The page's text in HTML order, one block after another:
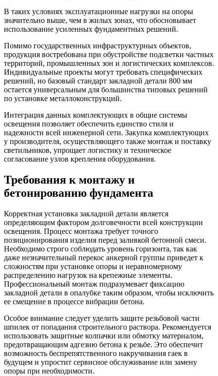
В таких условиях эксплуатационные нагрузки на опоры
значительно выше, чем в жилых зонах, что обосновывает
использование усиленных фундаментных решений.
Помимо государственных инфраструктурных объектов,
продукция востребована при обустройстве подсветки частных
территорий, промышленных зон и логистических комплексов.
Индивидуальные проекты могут требовать специфических
решений, но базовый стандарт закладной детали 800 мм
остается универсальным для большинства типовых решений
по установке металлоконструкций.
Интеграция данных комплектующих в общие системы
освещения позволяет обеспечить единство стиля и
надежности всей инженерной сети. Закупка комплектующих
у производителя, осуществляющего также монтаж и поставку
светильников, упрощает логистику и техническое
согласование узлов крепления оборудования.
Требования к монтажу и
бетонированию фундамента
Корректная установка закладной детали является
определяющим фактором долговечности всей конструкции
освещения. Процесс монтажа требует точного
позиционирования изделия перед заливкой бетонной смеси.
Необходимо строго соблюдать уровень горизонта, так как
даже незначительный перекос анкерной группы приведет к
сложностям при установке опоры и неравномерному
распределению нагрузок на крепежные элементы.
Профессиональный монтаж подразумевает фиксацию
закладной детали в опалубке таким образом, чтобы исключить
ее смещение в процессе вибрации бетона.
Особое внимание следует уделить защите резьбовой части
шпилек от попадания строительного раствора. Рекомендуется
использовать защитные колпачки или обмотку материалом,
предотвращающим адгезию бетона к резьбе. Это обеспечит
возможность беспрепятственного накручивания гаек в
будущем и упростит сервисное обслуживание или замену
опоры при необходимости.